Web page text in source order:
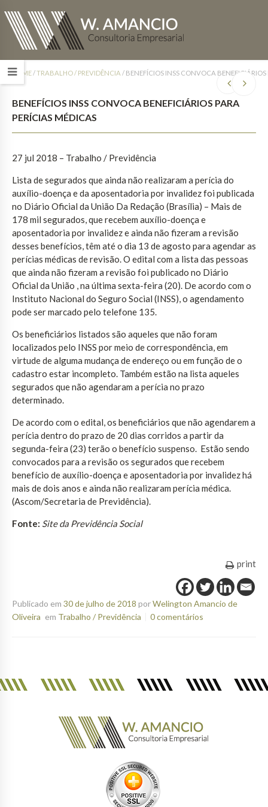
HOME/TRABALHO / PREVIDÊNCIA / BENEFÍCIOS INSS CONVOCA BENEFICIÁRIOS
BENEFÍCIOS INSS CONVOCA BENEFICIÁRIOS PARA
PERÍCIAS MÉDICAS
27 jul 2018 – Trabalho / Previdência
Lista de segurados que ainda não realizaram a perícia do
auxílio-doença e da aposentadoria por invalidez foi publicada
no Diário Oficial da União Da Redação (Brasília) – Mais de
178 mil segurados, que recebem auxílio-doença e
aposentadoria por invalidez e ainda não fizeram a revisão
desses benefícios, têm até o dia 13 de agosto para agendar as
perícias médicas de revisão. O edital com a lista das pessoas
que ainda não fizeram a revisão foi publicado no Diário
Oficial da União , na última sexta-feira (20). De acordo com o
Instituto Nacional do Seguro Social (INSS), o agendamento
pode ser marcado pelo telefone 135.
Os beneficiários listados são aqueles que não foram
localizados pelo INSS por meio de correspondência, em
virtude de alguma mudança de endereço ou em função de o
cadastro estar incompleto. Também estão na lista aqueles
segurados que não agendaram a perícia no prazo
determinado.
De acordo com o edital, os beneficiários que não agendarem a
perícia dentro do prazo de 20 dias corridos a partir da
segunda-feira (23) terão o benefício suspenso. Estão sendo
convocados para a revisão os segurados que recebem
benefício de auxílio-doença e aposentadoria por invalidez há
mais de dois anos e ainda não realizaram perícia médica.
(Ascom/Secretaria de Previdência).
Fonte: Site da Previdência Social
print
Publicado em 30 de julho de 2018 porWelington Amancio de
Oliveira em Trabalho / Previdência 0 comentários